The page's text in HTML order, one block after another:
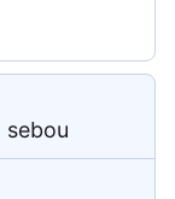
sebou